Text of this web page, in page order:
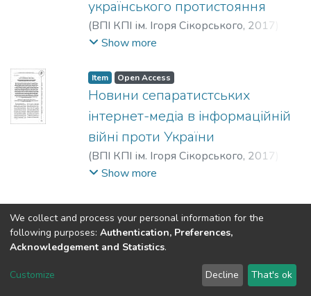
українського протистояння
(ВПІ КПІ ім. Ігоря Сікорського, 2017
Фіялка, Світлана Борисівна
Борисовна
Show more
Item Open Access
Новини сепаратистських
інтернет-медіа в інформаційній
війні проти України
(ВПІ КПІ ім. Ігоря Сікорського, 2017
Фіялка, Світлана Борисівна
Борисовна
Show more
DSpace software copyright © 2002-2026 LYRASIS
Send Feedback
We collect and process your personal information for the
following purposes: Authentication, Preferences,
Acknowledgement and Statistics.
Customize Decline That's ok